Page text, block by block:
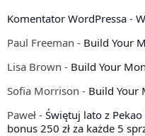
Komentator WordPressa -
Paul Freeman - Build Your
Lisa Brown - Build Your
Sofia Morrison - Build Your
Paweł - Świętuj lato z Pekao
bonus 250 zł za każde 5